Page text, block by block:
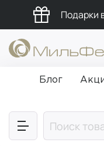
Подарки
Блог